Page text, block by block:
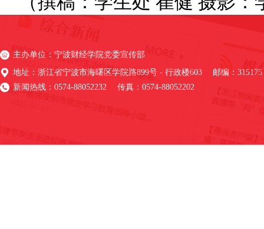
主办单位：宁波财经学院党委宣传部
地址：浙江省宁波市海曙区学院路899号 - 行政楼603 邮编：315175
新闻热线：0574-88052232 传真：0574-88052202